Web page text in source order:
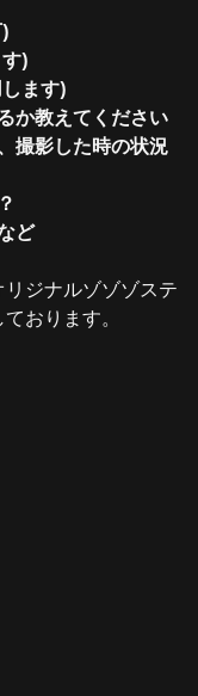
)
ます)
か教えてください
撮影した時の状況
ど
ジナルゾゾゾステ
おります。